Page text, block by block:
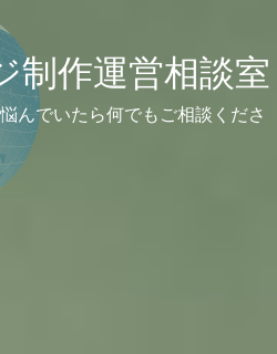
制作運営相談室
んでいたら何でもご相談くださ